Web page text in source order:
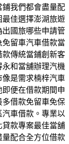
我們都會盡量配
佳選擇澎湖旅遊
國旅哪些申請管
留車汽車借款當
傳統當鋪創新客
和當舖辦理汽機
是需求楠梓汽車
便在借款期間申
借款免留車免保
車借款。專業以
款專案最佳當舖
配合全方位借款